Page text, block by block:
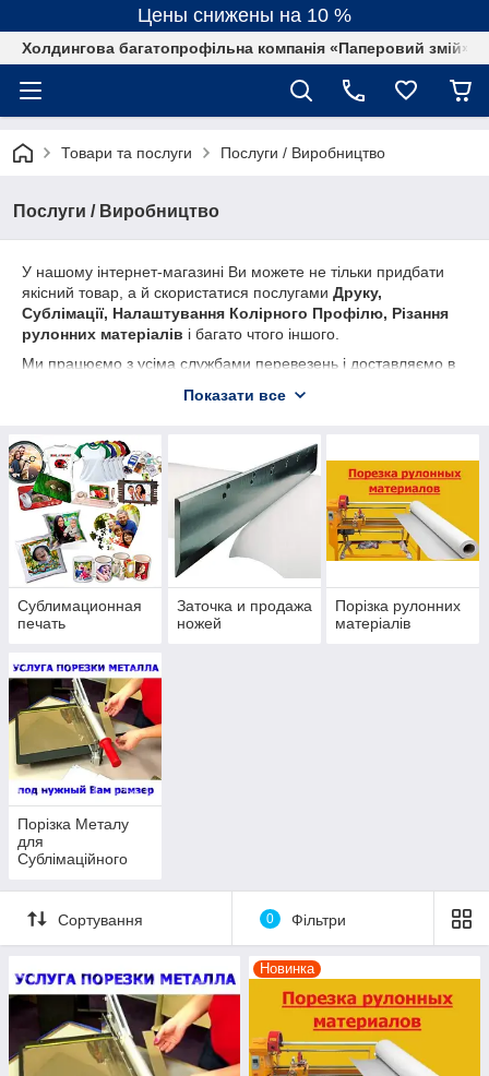
Цены снижены на 10 %
Холдингова багатопрофільна компанія «Паперовий змій»
Товари та послуги Послуги / Виробництво
Послуги / Виробництво
У нашому інтернет-магазині Ви можете не тільки придбати
якісний товар, а й скористатися послугами Друку,
Сублімації, Налаштування Колірного Профілю, Різання
рулонних матеріалів і багато чтого іншого.
Ми працюємо з усіма службами перевезень і доставляємо в
знаходяться в Києві, можливий самовивіз з 9:30 до 17:30.
Німеччина, Італія, США. Наші фахівці з радістю нададуть вам
всю необхідну інформацію і проконсультують з різних питань.
Показати все
Сублимационная
печать
Заточка и продажа
ножей
Порізка рулонних
матеріалів
Порізка Металу
для
Сублімаційного
Сортування 0 Фільтри
Новинка